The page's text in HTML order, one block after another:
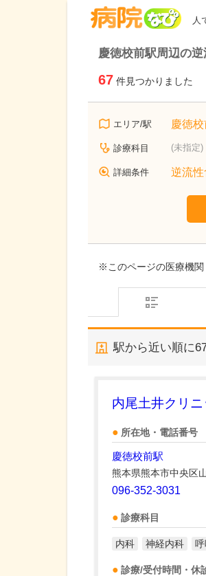
人
慶徳校前駅周辺の
67 件見つかりました
エリア/駅 慶徳
診療科目 (未指定)
詳細条件 逆流
※このページの医療機関
駅から近い順に
内尾土井クリニ
所在地・電話番号
慶徳校前駅
熊本県熊本市中央区
096-352-3031
診療科目
内科 神経内科
診療/受付時間・休